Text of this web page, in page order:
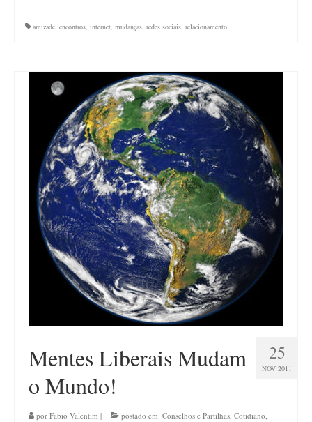
amizade, encontros, internet, mudanças, redes sociais, relacionamento
25
NOV 2011
Mentes Liberais Mudam
o Mundo!
por Fábio Valentim | postado em: Conselhos e Partilhas, Cotidiano,